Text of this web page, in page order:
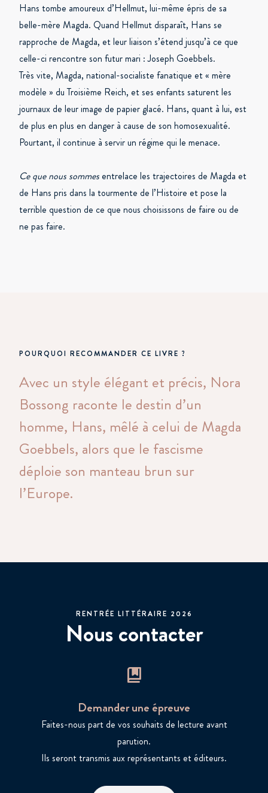
Hans tombe amoureux d’Hellmut, lui-même épris de sa
belle-mère Magda. Quand Hellmut disparaît, Hans se
rapproche de Magda, et leur liaison s’étend jusqu’à ce que
celle-ci rencontre son futur mari : Joseph Goebbels.
Très vite, Magda, national-socialiste fanatique et « mère
modèle » du Troisième Reich, et ses enfants saturent les
journaux de leur image de papier glacé. Hans, quant à lui, est
de plus en plus en danger à cause de son homosexualité.
Pourtant, il continue à servir un régime qui le menace.
Ce que nous sommesentrelace les trajectoires de Magda et
de Hans pris dans la tourmente de l’Histoire et pose la
terrible question de ce que nous choisissons de faire ou de
ne pas faire.
POURQUOI RECOMMANDER CE LIVRE ?
Avec un style élégant et précis, Nora
Bossong raconte le destin d’un
homme, Hans, mêlé à celui de Magda
Goebbels, alors que le fascisme
déploie son manteau brun sur
l’Europe.
RENTRÉE LITTÉRAIRE 2026
Nous contacter
Demander une épreuve
Faites-nous part de vos souhaits de lecture avant
parution.
Ils seront transmis aux représentants et éditeurs.